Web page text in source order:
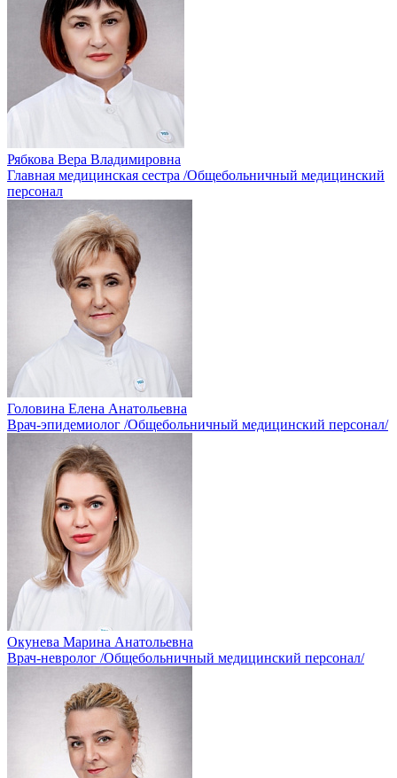
Рябкова Вера Владимировна
Главная медицинская сестра /Общебольничный медицинский
персонал
Головина Елена Анатольевна
Врач-эпидемиолог /Общебольничный медицинский персонал/
Окунева Марина Анатольевна
Врач-невролог /Общебольничный медицинский персонал/